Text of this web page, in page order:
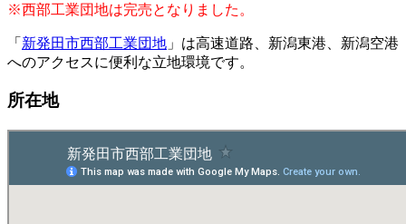
※西部工業団地は完売となりました。
「 新発田市西部工業団地 」は高速道路、新潟東港、新潟空港
へのアクセスに便利な立地環境です。
所在地